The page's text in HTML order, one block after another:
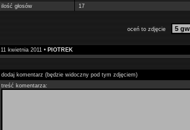
ilość głosów
17
oceń to zdjęcie
11 kwietnia 2011 • PIOTREK
dodaj komentarz (będzie widoczny pod tym zdjęciem)
treść komentarza: